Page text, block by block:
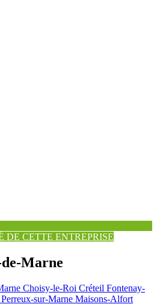
CETTE ENTREPRISE
Marne
Choisy-le-Roi Créteil Fontenay-
sur-Marne Maisons-Alfort